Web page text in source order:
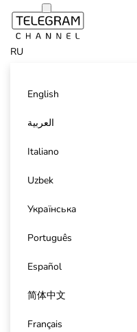
RU
English
العربية
Italiano
Uzbek
Українська
Português
Español
简体中文
Français